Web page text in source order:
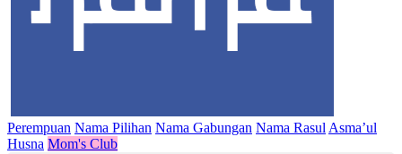
Perempuan Nama Pilihan Nama Gabungan Nama Rasul Asma’ul
Husna Mom's Club